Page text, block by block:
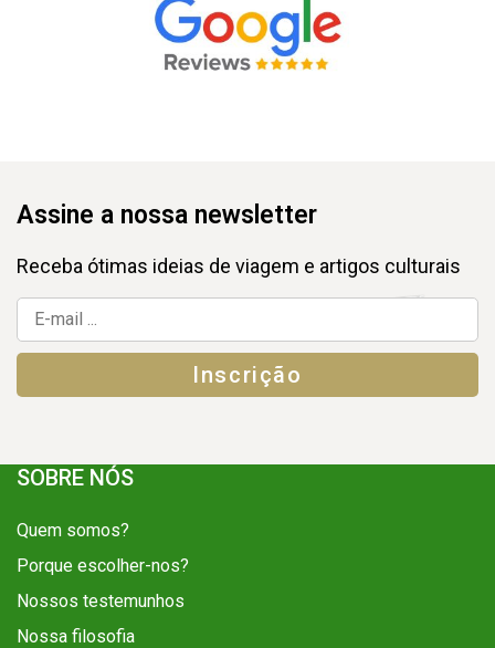
Assine a nossa newsletter
Receba ótimas ideias de viagem e artigos culturais
SOBRE NÓS
Quem somos?
Porque escolher-nos?
Nossos testemunhos
Nossa filosofia